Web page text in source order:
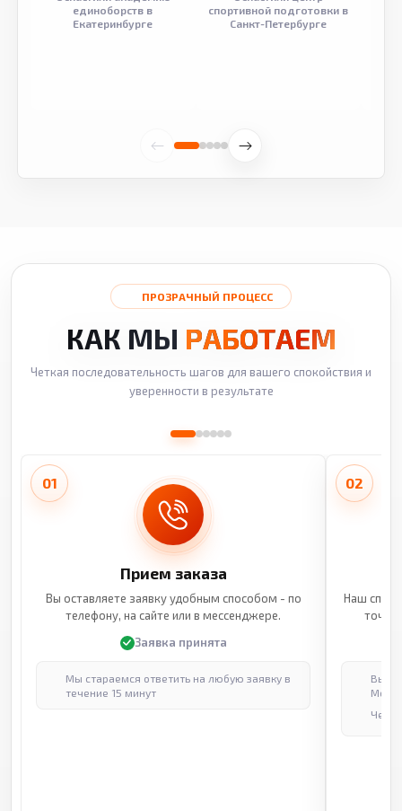
единоборств в
Екатеринбурге
спортивной подготовки в
Санкт-Петербурге
ПРОЗРАЧНЫЙ ПРОЦЕСС
КАК МЫ РАБОТАЕМ
Четкая последовательность шагов для вашего спокойствия и
уверенности в результате
01
Прием заказа
Вы оставляете заявку удобным способом - по
телефону, на сайте или в мессенджере.
Заявка принята
Мы стараемся ответить на любую заявку в
течение 15 минут
02
Наш